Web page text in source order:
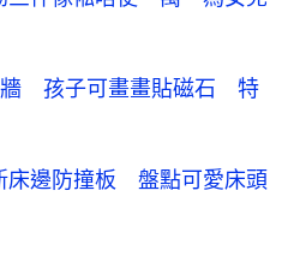
牆 孩子可畫畫貼磁石 特
床邊防撞板 盤點可愛床頭